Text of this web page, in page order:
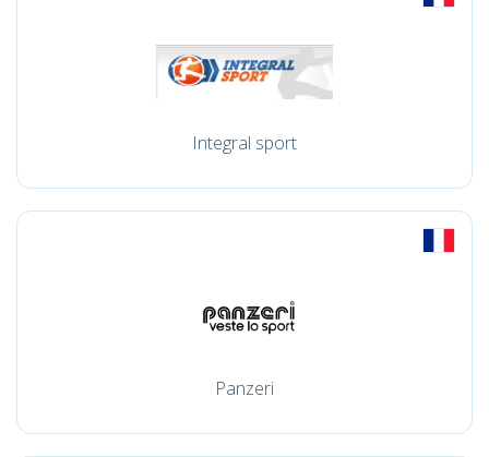
Integral sport
Panzeri